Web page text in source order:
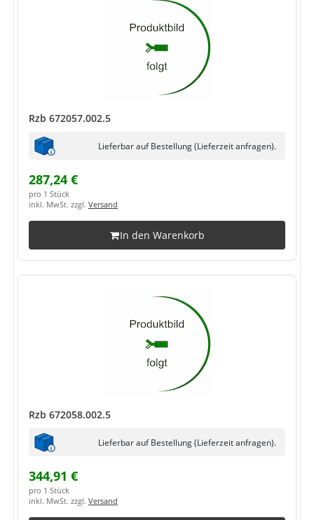
Rzb 672057.002.5
Lieferbar auf Bestellung (Lieferzeit anfragen).
287,24 €
pro 1 Stück
inkl. MwSt. zzgl. Versand
In den Warenkorb
Rzb 672058.002.5
Lieferbar auf Bestellung (Lieferzeit anfragen).
344,91 €
pro 1 Stück
inkl. MwSt. zzgl. Versand